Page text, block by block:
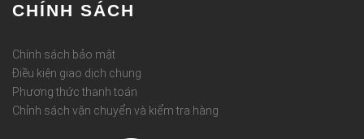
CHÍNH SÁCH
Chính sách bảo mật
Điều kiện giao dịch chung
Phương thức thanh toán
Chỉnh sách vận chuyển và kiểm tra hàng